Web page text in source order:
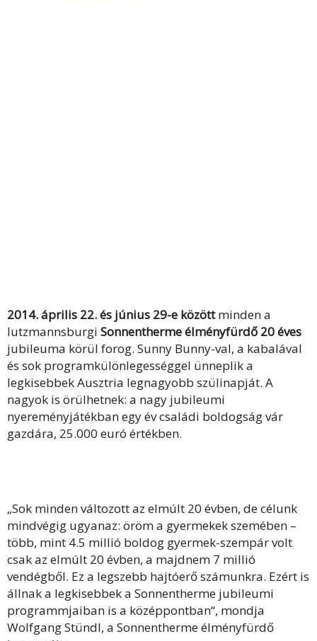
2014. április 22. és június 29-e közöttminden a
lutzmannsburgi Sonnentherme élményfürdő 20 éves
jubileuma körül forog. Sunny Bunny-val, a kabalával
és sok programkülönlegességgel ünneplik a
legkisebbek Ausztria legnagyobb szülinapját. A
nagyok is örülhetnek: a nagy jubileumi
nyereményjátékban egy év családi boldogság vár
gazdára, 25.000 euró értékben.
„Sok minden változott az elmúlt 20 évben, de célunk
mindvégig ugyanaz: öröm a gyermekek szemében –
több, mint 4.5 millió boldog gyermek-szempár volt
csak az elmúlt 20 évben, a majdnem 7 millió
vendégből. Ez a legszebb hajtóerő számunkra. Ezért is
állnak a legkisebbek a Sonnentherme jubileumi
programmjaiban is a középpontban“, mondja
Wolfgang Stündl, a Sonnentherme élményfürdő